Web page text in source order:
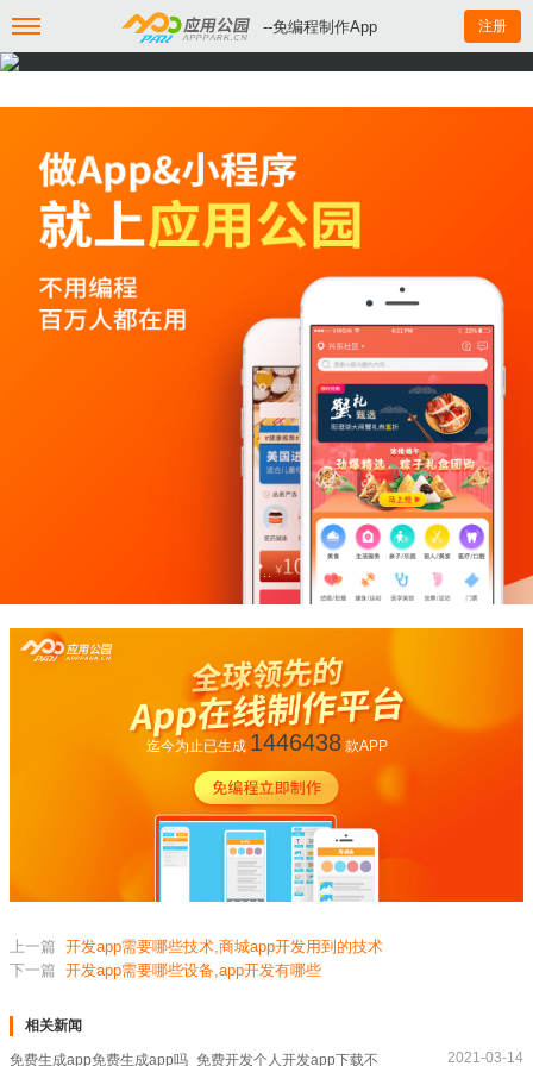
--免编程制作App 注册
迄今为止已生成 1446438款APP
上一篇 开发app需要哪些技术,商城app开发用到的技术
下一篇 开发app需要哪些设备,app开发有哪些
相关新闻
免费生成app免费生成app吗_免费开发个人开发app下载不 2021-03-14